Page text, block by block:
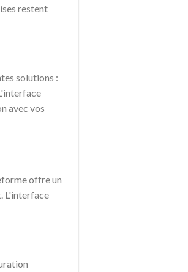
restent
solutions :
avec vos
offre un
L'interface